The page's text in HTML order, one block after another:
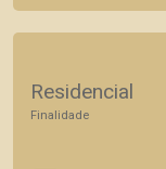
Residencial
Finalidade